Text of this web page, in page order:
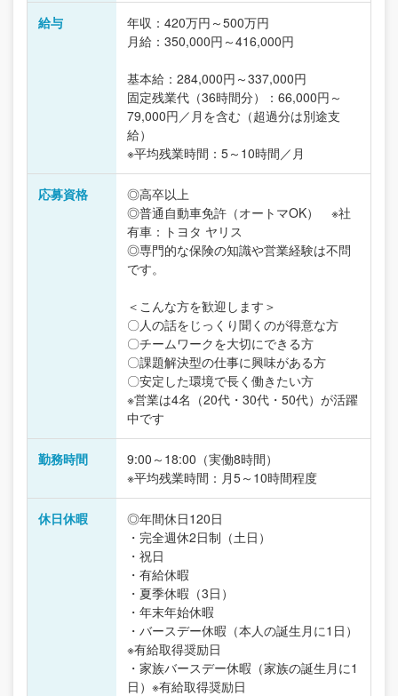
給与
年収：420万円～500万円
月給：350,000円～416,000円
基本給：284,000円～337,000円
固定残業代（36時間分）：66,000円～
79,000円／月を含む（超過分は別途支
給）
※平均残業時間：5～10時間／月
応募資格
◎高卒以上
◎普通自動車免許（オートマOK） ※社
有車：トヨタ ヤリス
◎専門的な保険の知識や営業経験は不問
です。
＜こんな方を歓迎します＞
〇人の話をじっくり聞くのが得意な方
〇チームワークを大切にできる方
〇課題解決型の仕事に興味がある方
〇安定した環境で長く働きたい方
※営業は4名（20代・30代・50代）が活躍
中です
勤務時間
9:00～18:00（実働8時間）
※平均残業時間：月5～10時間程度
休日休暇
◎年間休日120日
・完全週休2日制（土日）
・祝日
・有給休暇
・夏季休暇（3日）
・年末年始休暇
・バースデー休暇（本人の誕生月に1日）
※有給取得奨励日
・家族バースデー休暇（家族の誕生月に1
日）※有給取得奨励日